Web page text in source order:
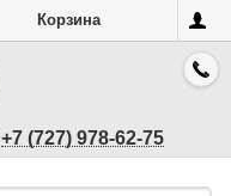
Корзина
+7 (727) 978-62-75